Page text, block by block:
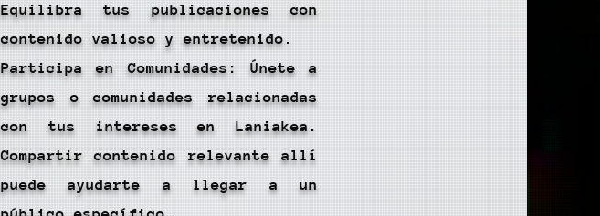
Equilibra tus publicaciones con
contenido valioso y entretenido.
Participa en Comunidades: Únete a
grupos o comunidades relacionadas
con tus intereses en Laniakea.
Compartir contenido relevante allí
puede ayudarte a llegar a un